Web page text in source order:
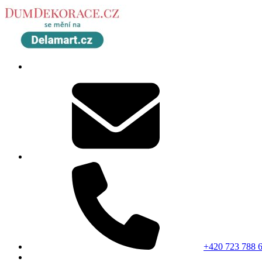
+420 723 788